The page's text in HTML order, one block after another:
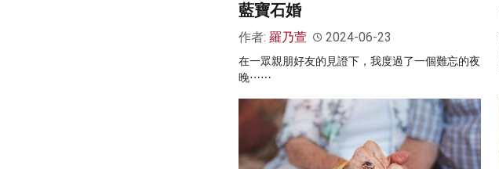
藍寶石婚
作者: 羅乃萱 2024-06-23
在一眾親朋好友的見證下，我度過了一個難忘的夜
晚⋯⋯